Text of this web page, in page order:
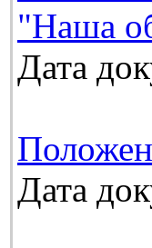
"Наша
Дата
Дата